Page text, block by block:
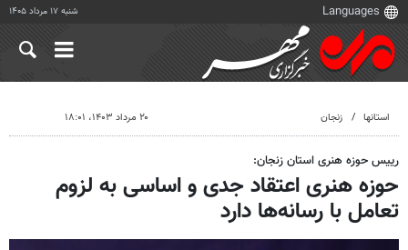
شنبه ۱۷ مرداد ۱۴۰۵
استانها زنجان ۲۰ مرداد ۱۴۰۳، ۱۸:۰۱
رییس حوزه هنری استان زنجان:
حوزه هنری اعتقاد جدی و اساسی به لزوم
تعامل با رسانه‌ها دارد